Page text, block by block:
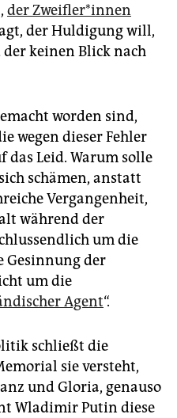
der Zweif­le­r*in­nen
der Huldigung will,
keinen Blick nach
worden sind,
wegen dieser Fehler
Leid. Warum solle
schämen, anstatt
Vergangenheit,
während der
um die
der
um die
Agent“.
schließt die
sie versteht,
und Gloria, genauso
Wladimir Putin diese